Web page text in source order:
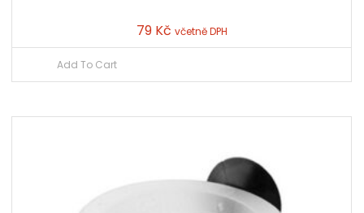
79 Kč včetně DPH
Add To Cart